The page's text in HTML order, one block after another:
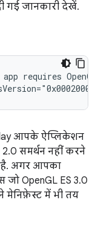
गई जानकारी देखें.
app requires OpenGL
आपके ऐप्लिकेशन
2.0 समर्थन नहीं करने
है. अगर आपका
OpenGL ES 3.0
मेनिफ़ेस्ट में भी तय